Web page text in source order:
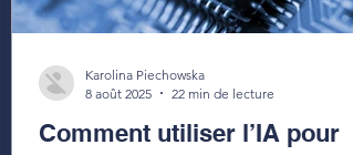
Comment utiliser l’IA pour
Karolina Piechowska
8 août 2025
22 min de lecture